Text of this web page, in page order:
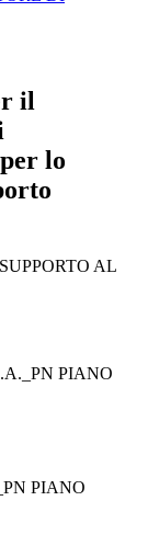
il
lo
AL
PIANO
PIANO